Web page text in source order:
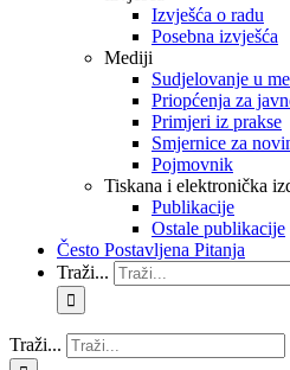
Izvješća o radu
Posebna izvješća
Mediji
Sudjelovanje u
Priopćenja za
Primjeri iz prakse
Smjernice za
Pojmovnik
Tiskana i elektronička
Publikacije
Ostale publikacije
Često Postavljena Pitanja
Traži...
Traži...